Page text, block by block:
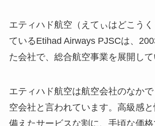
エティハド航空（えてぃはどこう
ているEtihad Airways PJSCは、
た会社で、総合航空事業を展開して
エティハド航空は航空会社のなか
空会社と言われています。高級感
備えたサービスな割に、手頃な価